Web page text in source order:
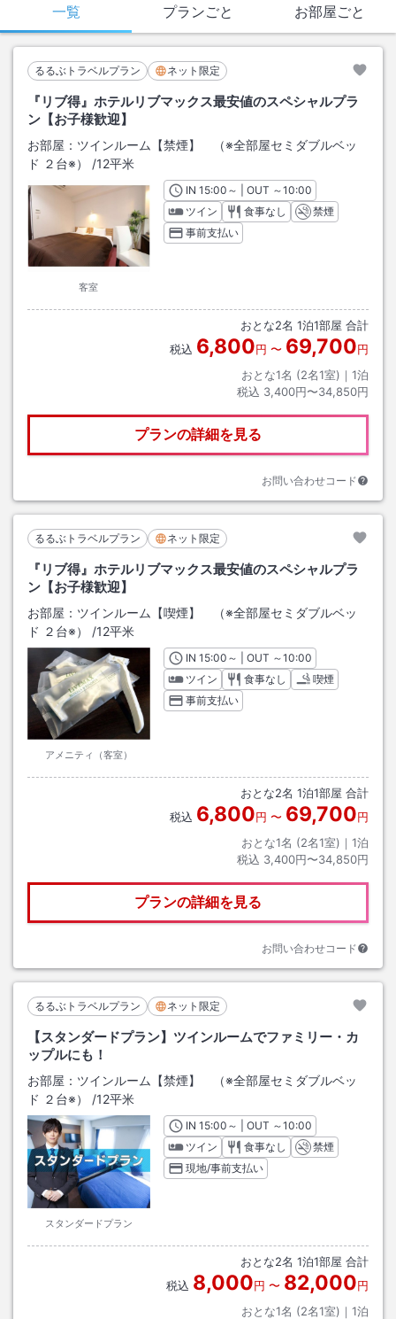
一覧 プランごと お部屋ごと
るるぶトラベルプラン ネット限定
『リブ得』ホテルリブマックス最安値のスペシャルプラ
ン【お子様歓迎】
お部屋： ツインルーム【禁煙】 （※全部屋セミダブルベッ
ド ２台※）
/12平米
客室
INチェックイン
15:00 ～ | OUT チェックアウト
～10:00
ツイン
食事なし
禁煙
事前支払い
おとな2名 1泊1部屋 合計
税込 6,800円 〜 69,700円
おとな1名 (2名1室)｜ 1泊
税込 3,400円〜34,850円
プランの詳細を見る
お問い合わせコード
るるぶトラベルプラン ネット限定
『リブ得』ホテルリブマックス最安値のスペシャルプラ
ン【お子様歓迎】
お部屋： ツインルーム【喫煙】 （※全部屋セミダブルベッ
ド ２台※）
/12平米
アメニティ（客室）
INチェックイン
15:00 ～ | OUT チェックアウト
～10:00
ツイン
食事なし
喫煙
事前支払い
おとな2名 1泊1部屋 合計
税込 6,800円 〜 69,700円
おとな1名 (2名1室)｜ 1泊
税込 3,400円〜34,850円
プランの詳細を見る
お問い合わせコード
るるぶトラベルプラン ネット限定
【スタンダードプラン】ツインルームでファミリー・カ
ップルにも！
お部屋： ツインルーム【禁煙】 （※全部屋セミダブルベッ
ド ２台※）
/12平米
スタンダードプラン
INチェックイン
15:00 ～ | OUT チェックアウト
～10:00
ツイン
食事なし
禁煙
現地/事前支払い
おとな2名 1泊1部屋 合計
税込 8,000円 〜 82,000円
おとな1名 (2名1室)｜ 1泊